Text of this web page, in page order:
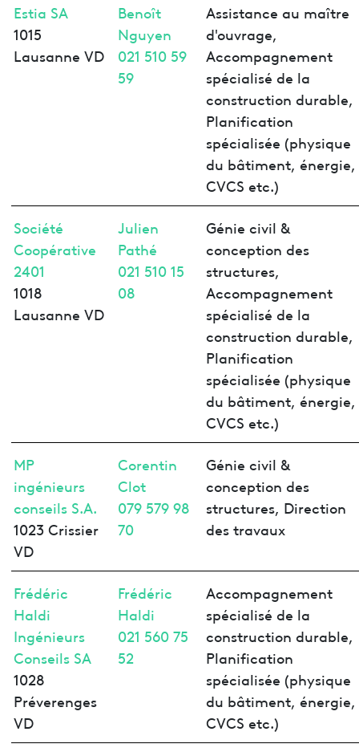
Estia SA
1015
Lausanne VD
Benoît
Nguyen
021 510 59
59
Assistance au maître
d'ouvrage,
Accompagnement
spécialisé de la
construction durable,
Planification
spécialisée (physique
du bâtiment, énergie,
CVCS etc.)
Société
Coopérative
2401
1018
Lausanne VD
Julien
Pathé
021 510 15
08
Génie civil &
conception des
structures,
Accompagnement
spécialisé de la
construction durable,
Planification
spécialisée (physique
du bâtiment, énergie,
CVCS etc.)
MP
ingénieurs
conseils S.A.
1023 Crissier
VD
Corentin
Clot
079 579 98
70
Génie civil &
conception des
structures, Direction
des travaux
Frédéric
Haldi
Ingénieurs
Conseils SA
1028
Préverenges
VD
Frédéric
Haldi
021 560 75
52
Accompagnement
spécialisé de la
construction durable,
Planification
spécialisée (physique
du bâtiment, énergie,
CVCS etc.)